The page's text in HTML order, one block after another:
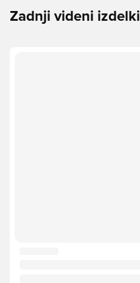
Zadnji videni izdelki